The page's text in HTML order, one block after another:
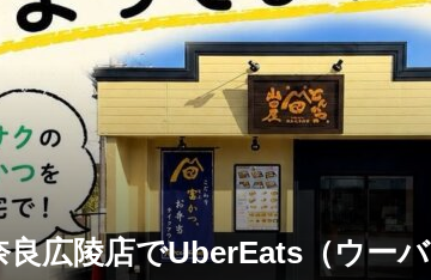
広陵店でUberEats（ウーバ